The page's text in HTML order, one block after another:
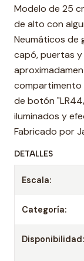
Modelo de 25
de alto con
Neumáticos de
capó, puertas y
compartimento
de botón
iluminados y
Fabricado por
DETALLES
Escala:
Categoría:
Disponibilidad: